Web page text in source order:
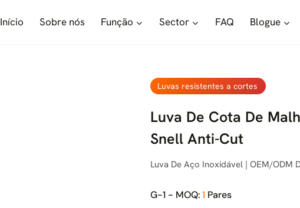
Início Sobre nós Função Sector FAQ Blogue
Luvas resistentes a cortes
Luva De Cota De
Snell Anti-Cut
Luva De Aço Inoxidável | OEM/ODM
G-1 - MOQ:1 Pares